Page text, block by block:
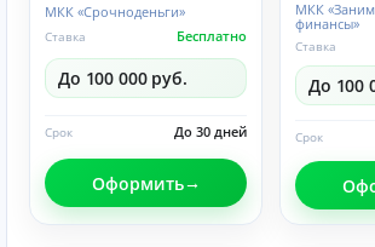
МКК «Срочноденьги»
Бесплатно
Ставка
До 100 000 руб.
До 30 дней
Срок
Оформить
МКК
финансы»
Ставка
До 100
Срок